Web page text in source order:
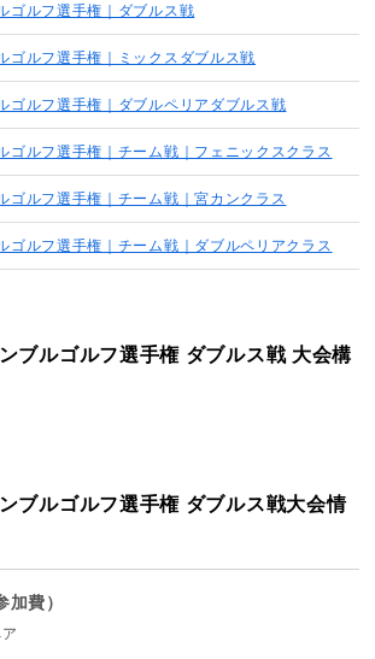
ゴルフ選手権｜ダブルス戦
ゴルフ選手権｜ミックスダブルス戦
ゴルフ選手権｜ダブルペリアダブルス戦
ゴルフ選手権｜チーム戦｜フェニックスクラス
ゴルフ選手権｜チーム戦｜宮カンクラス
ゴルフ選手権｜チーム戦｜ダブルペリアクラス
ブルゴルフ選手権 ダブルス戦 大会構
ブルゴルフ選手権 ダブルス戦大会情
費）